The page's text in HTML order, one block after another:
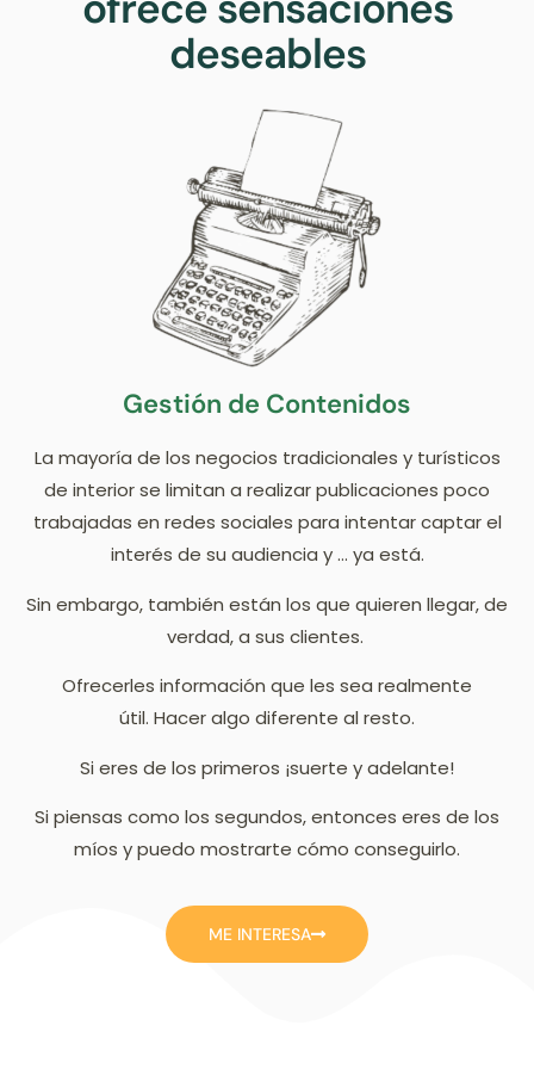
deseables
Gestión de Contenidos
La mayoría de los negocios tradicionales y turísticos
de interior se limitan a realizar publicaciones poco
trabajadas en redes sociales para intentar captar el
interés de su audiencia y … ya está.
Sin embargo, también están los que quieren llegar, de
verdad, a sus clientes.
Ofrecerles información que les sea realmente
útil. Hacer algo diferente al resto.
Si eres de los primeros ¡suerte y adelante!
Si piensas como los segundos, entonces eres de los
míos y puedo mostrarte cómo conseguirlo.
ME INTERESA